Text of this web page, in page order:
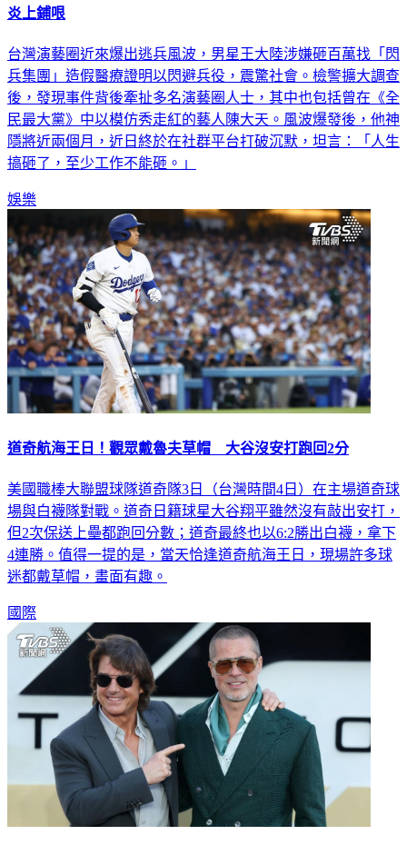
炎上鋪哏
台灣演藝圈近來爆出逃兵風波，男星王大陸涉嫌砸百萬找「閃
兵集團」造假醫療證明以閃避兵役，震驚社會。檢警擴大調查
後，發現事件背後牽扯多名演藝圈人士，其中也包括曾在《全
民最大黨》中以模仿秀走紅的藝人陳大天。風波爆發後，他神
隱將近兩個月，近日終於在社群平台打破沉默，坦言：「人生
搞砸了，至少工作不能砸。」
娛樂
道奇航海王日！觀眾戴魯夫草帽 大谷沒安打跑回2分
美國職棒大聯盟球隊道奇隊3日（台灣時間4日）在主場道奇球
場與白襪隊對戰。道奇日籍球星大谷翔平雖然沒有敲出安打，
但2次保送上壘都跑回分數；道奇最終也以6:2勝出白襪，拿下
4連勝。值得一提的是，當天恰逢道奇航海王日，現場許多球
迷都戴草帽，畫面有趣。
國際